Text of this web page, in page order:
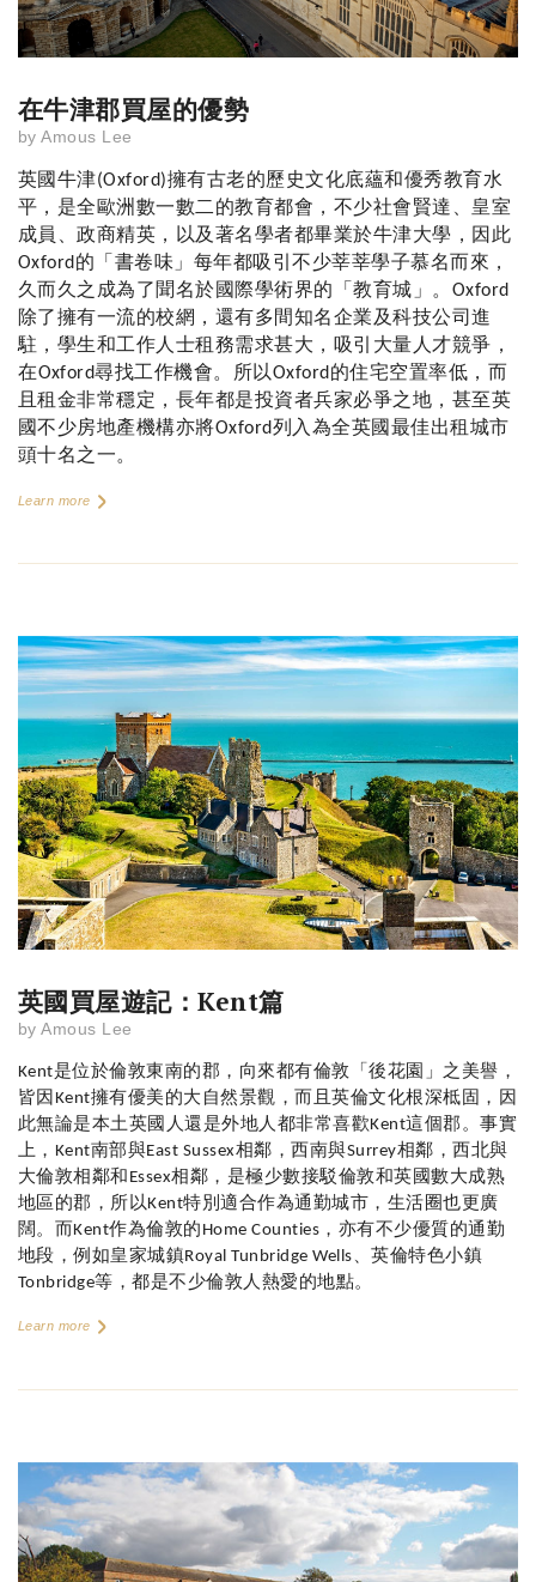
在牛津郡買屋的優勢
by Amous Lee
英國牛津(Oxford)擁有古老的歷史文化底蘊和優秀教育水
平，是全歐洲數一數二的教育都會，不少社會賢達、皇室
成員、政商精英，以及著名學者都畢業於牛津大學，因此
Oxford的「書卷味」每年都吸引不少莘莘學子慕名而來，
久而久之成為了聞名於國際學術界的「教育城」。 Oxford
除了擁有一流的校網，還有多間知名企業及科技公司進
駐，學生和工作人士租務需求甚大，吸引大量人才競爭，
在Oxford尋找工作機會。所以Oxford的住宅空置率低，而
且租金非常穩定，長年都是投資者兵家必爭之地，甚至英
國不少房地產機構亦將Oxford列入為全英國最佳出租城市
頭十名之一。
Learn more
英國買屋遊記：Kent篇
by Amous Lee
Kent是位於倫敦東南的郡，向來都有倫敦「後花園」之美譽，
皆因 Kent擁有優美的大自然景觀，而且英倫文化根深柢固，因
此無論是本土英國人還是外地人都非常喜歡Kent這個郡。事實
上， Kent南部與East Sussex相鄰，西南與Surrey相鄰，西北與
大倫敦相鄰和 Essex相鄰，是極少數接駁倫敦和英國數大成熟
地區的郡，所以 Kent特別適合作為通勤城市，生活圈也更廣
闊。而Kent作為倫敦的 Home Counties ，亦有不少優質的通勤
地段，例如皇家城鎮Royal Tunbridge Wells 、英倫特色小鎮
Tonbridge等，都是不少倫敦人熱愛的地點。
Learn more